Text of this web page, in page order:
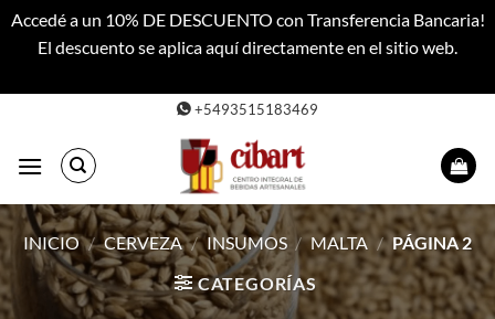
Accedé a un 10% DE DESCUENTO con Transferencia Bancaria!
El descuento se aplica aquí directamente en el sitio web.
contenido
+5493515183469
INICIO / CERVEZA / INSUMOS / MALTA / PÁGINA 2
CATEGORÍAS